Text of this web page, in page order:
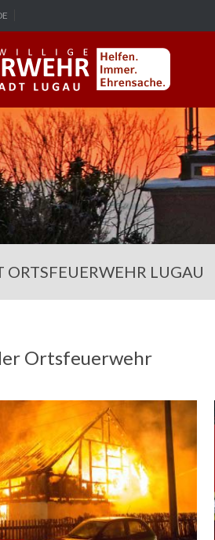
ORTSFEUERWEHR LUGAU
Ortsfeuerwehr